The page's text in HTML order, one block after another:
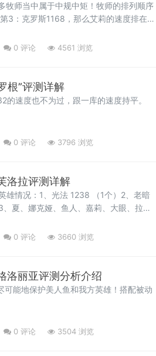
牧师当中属于中规中矩！牧师的排列顺序
3：克罗斯1168，那么艾莉的速度排在第
0 评论 4561 浏览
根”评测详解
速度也不为过，跟一库的速度持平。
0 评论 3796 浏览
洛拉评测详解
雄情况：1、光法 1238 （1个）2、老暗
0 评论 3660 浏览
洛丽亚评测分析介绍
能地保护美人鱼和我方英雄！搭配被动
0 评论 3504 浏览